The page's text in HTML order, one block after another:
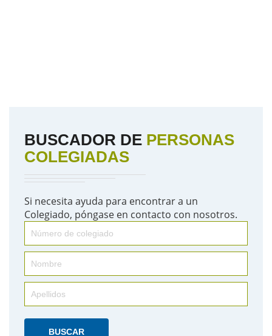
BUSCADOR DE PERSONAS
COLEGIADAS
Si necesita ayuda para encontrar a un
Colegiado, póngase en contacto con nosotros.